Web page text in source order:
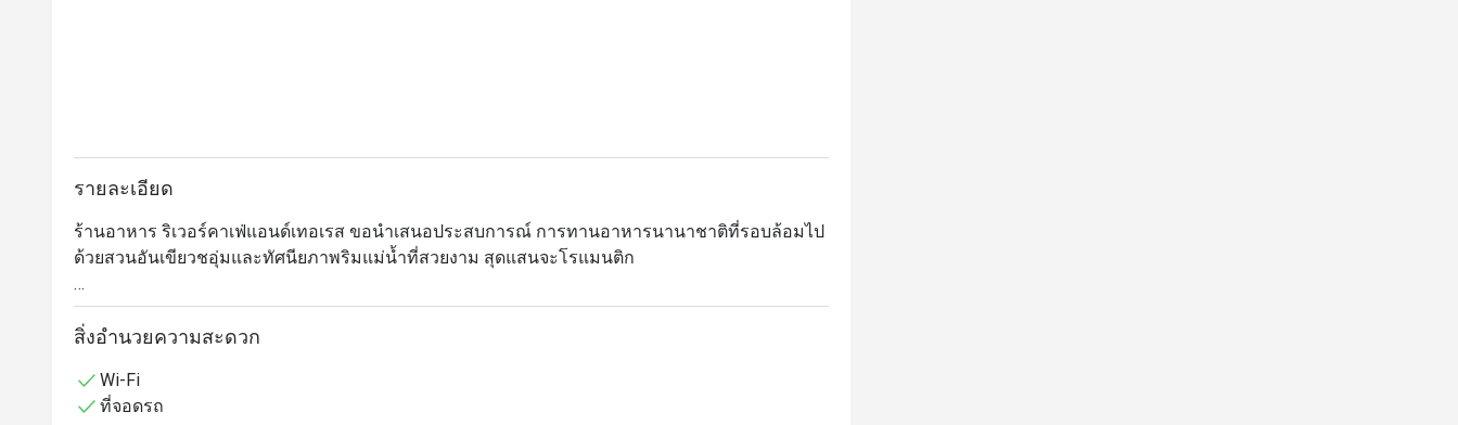
รายละเอียด
ร้านอาหาร ริเวอร์คาเฟ่แอนด์เทอเรส ขอนำเสนอประสบการณ์ การทานอาหารนานาชาติที่รอบล้อมไป
ด้วยสวนอันเขียวชอุ่มและทัศนียภาพริมแม่น้ำที่สวยงาม สุดแสนจะโรแมนติก
แขกสามารถเลือกสั่งได้จากเมนูมากมาย เช่น แซนด์วิช พาสต้า สเต็ก และอาหารทะเล และอื่นๆ
The Peninsula Bangkok เดินทางสะดวกจาก สถานีรถไฟฟ้า BTS เจริญนคร ด้วยทำเลริมแม่น้ำ
เจ้าพระยา บรรยากาศสวยงามและโรแมนติก พร้อมการตกแต่งเรียบหรูสไตล์เพนนินซูลา เพลิดเพลินกับ
สิ่งอำนวยความสะดวก
Wi-Fi
ที่จอดรถ